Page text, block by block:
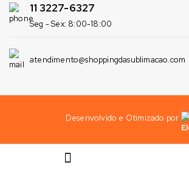
11 3227-6327
Seg - Sex: 8:00-18:00
atendimento@shoppingdasublimacao.com
Desenvolvido e Otimizado por